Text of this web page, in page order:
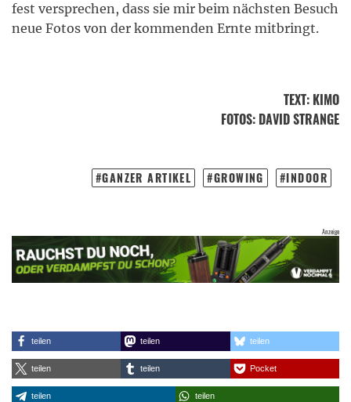
fest versprechen, dass sie mir beim nächsten Besuch
neue Fotos von der kommenden Ernte mitbringt.
TEXT: KIMO
FOTOS: DAVID STRANGE
GANZER ARTIKEL GROWING INDOOR
teilen teilen teilen
teilen teilen Pocket
teilen teilen